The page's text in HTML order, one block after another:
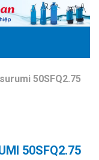
50SFQ2.75
50SFQ2.75